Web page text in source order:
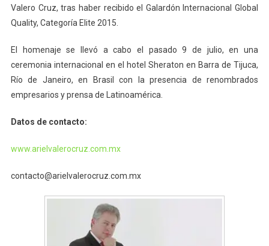
Valero Cruz, tras haber recibido el Galardón Internacional Global
Quality, Categoría Elite 2015.
El homenaje se llevó a cabo el pasado 9 de julio, en una
ceremonia internacional en el hotel Sheraton en Barra de Tijuca,
Río de Janeiro, en Brasil con la presencia de renombrados
empresarios y prensa de Latinoamérica.
Datos de contacto:
www.arielvalerocruz.com.mx
contacto@arielvalerocruz.com.mx